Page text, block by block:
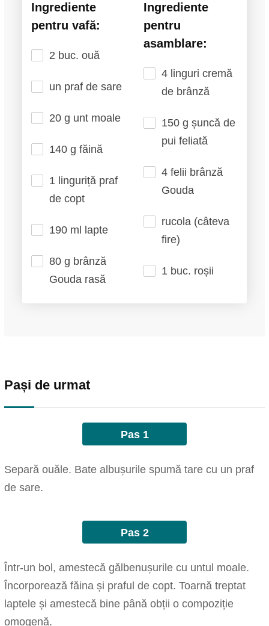
Ingrediente
pentru vafă:
2 buc. ouă
un praf de sare
20 g unt moale
140 g făină
1 linguriță praf
de copt
190 ml lapte
80 g brânză
Gouda rasă
Ingrediente
pentru
asamblare:
4 linguri cremă
de brânză
150 g șuncă de
pui feliată
4 felii brânză
Gouda
rucola (câteva
fire)
1 buc. roșii
Pași de urmat
Pas 1
Separă ouăle. Bate albușurile spumă tare cu un praf
de sare.
Pas 2
Într-un bol, amestecă gălbenușurile cu untul moale.
Încorporează făina și praful de copt. Toarnă treptat
laptele și amestecă bine până obții o compoziție
omogenă.